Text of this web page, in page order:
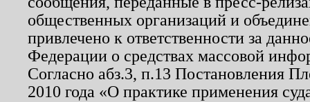
общественных организаций и
привлечено к ответственности за
Федерации о средствах массовой
Согласно абз.3, п.13 Постановления
2010 года «О практике применения